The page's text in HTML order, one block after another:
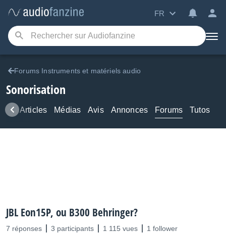
FR
Forums Instruments et matériels audio
Sonorisation
Articles Médias Avis Annonces Forums Tutos
JBL Eon15P, ou B300 Behringer?
7 réponses 3 participants 1 115 vues 1 follower